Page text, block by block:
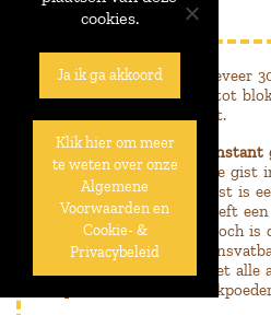
Verse gistbevat ongeveer
wordt ofwel geperst tot
gistkruimels verkocht.
Droge gist, ook wel instant
natuurlijke en levende gist
Het drogen van de gist is
proces. Droge gist heeft
maximum 5%, maar toch
met water terug
belangrijk verschil met alle
producten” zoals
cookies.
Ja ik ga akkoord
Klik hier om meer
te weten over onze
Algemene
Voorwaarden en
Cookie- &
Privacybeleid